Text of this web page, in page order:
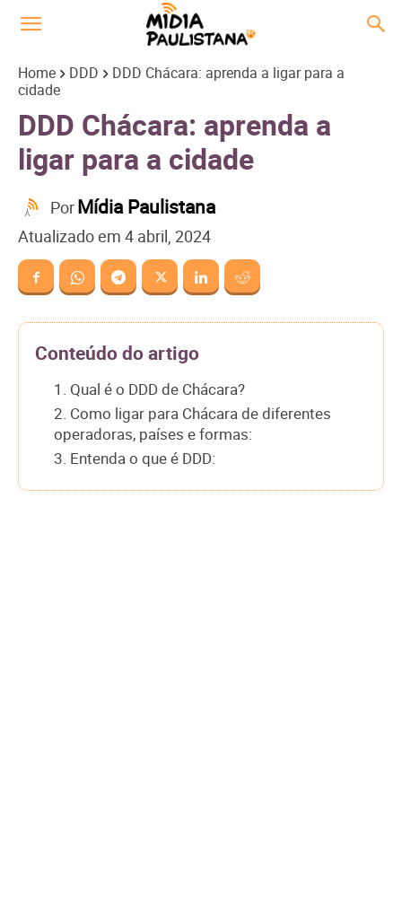
Home DDD
DDD Chácara: aprenda a ligar para a
cidade
DDD Chácara: aprenda a
ligar para a cidade
PorMídia Paulistana
Atualizado em 4 abril, 2024
Conteúdo do artigo
1. Qual é o DDD de Chácara?
2. Como ligar para Chácara de diferentes
operadoras, países e formas:
3. Entenda o que é DDD: